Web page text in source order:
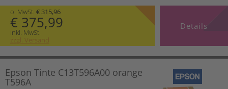
o. MwSt. € 315,96
€ 375,99
inkl. MwSt.
zzgl. Versand
Details
Epson Tinte C13T596A00 orange
T596A